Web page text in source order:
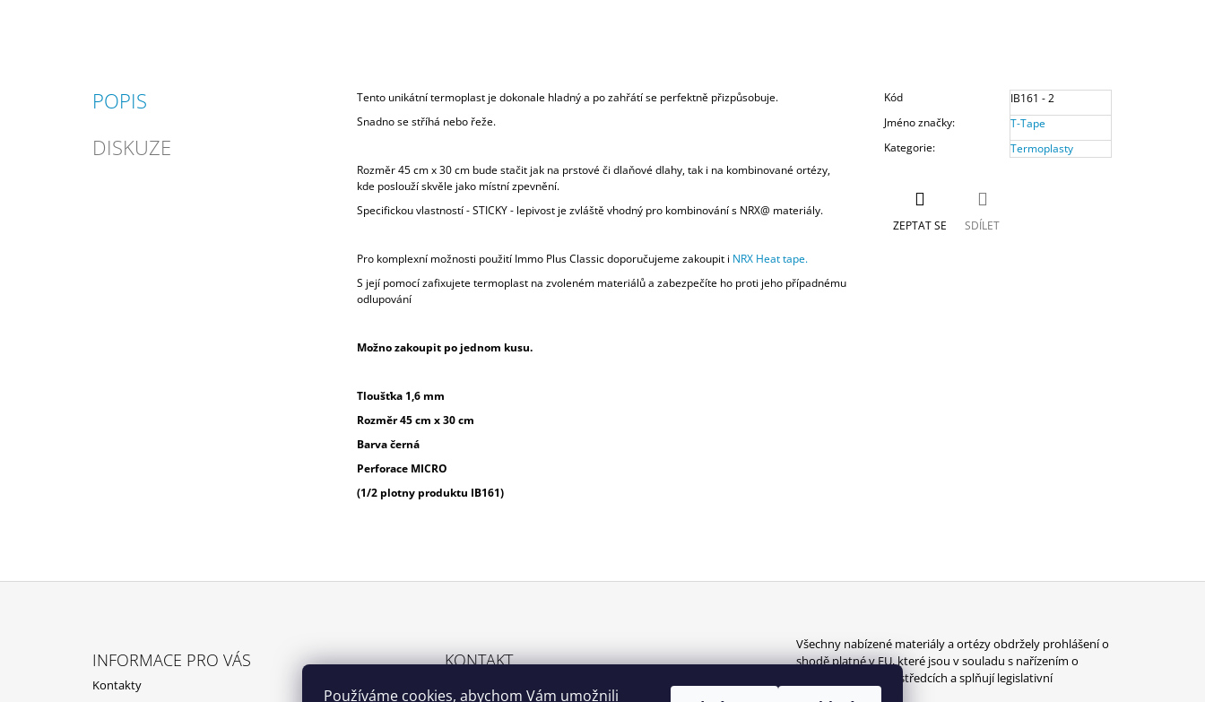
Používáme cookies, abychom Vám umožnili
POPIS
DISKUZE
Tento unikátní termoplast je dokonale hladný a po zahřátí se perfektně přizpůsobuje.
Snadno se stříhá nebo řeže.
Rozměr 45 cm x 30 cm bude stačit jak na prstové či dlaňové dlahy, tak i na kombinované ortézy,
kde poslouží skvěle jako místní zpevnění.
Specifickou vlastností - STICKY - lepivost je zvláště vhodný pro kombinování s NRX@ materiály.
Pro komplexní možnosti použití Immo Plus Classic doporučujeme zakoupit i NRX Heat tape.
S její pomocí zafixujete termoplast na zvoleném materiálů a zabezpečíte ho proti jeho případnému
odlupování
Možno zakoupit po jednom kusu.
Tloušťka 1,6 mm
Rozměr 45 cm x 30 cm
Barva černá
Perforace MICRO
(1/2 plotny produktu IB161)
Kód
IB161 - 2
Jméno značky:
T-Tape
Kategorie: Termoplasty
ZEPTAT SE SDÍLET
INFORMACE PRO VÁS
Kontakty
KONTAKT
774 339 167; 606 147 352
Všechny nabízené materiály a ortézy obdržely prohlášení o
shodě platné v EU, které jsou v souladu s nařízením o
zdravotnických prostředcích a splňují legislativní